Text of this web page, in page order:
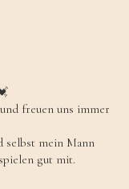
freuen uns immer
selbst mein Mann
gut mit.